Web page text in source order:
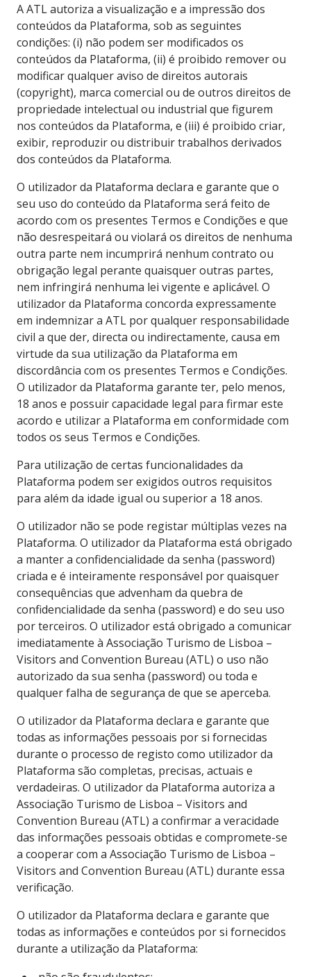
A ATL autoriza a visualização e a impressão dos
conteúdos da Plataforma, sob as seguintes
condições: (i) não podem ser modificados os
conteúdos da Plataforma, (ii) é proibido remover ou
modificar qualquer aviso de direitos autorais
(copyright), marca comercial ou de outros direitos de
propriedade intelectual ou industrial que figurem
nos conteúdos da Plataforma, e (iii) é proibido criar,
exibir, reproduzir ou distribuir trabalhos derivados
dos conteúdos da Plataforma.
O utilizador da Plataforma declara e garante que o
seu uso do conteúdo da Plataforma será feito de
acordo com os presentes Termos e Condições e que
não desrespeitará ou violará os direitos de nenhuma
outra parte nem incumprirá nenhum contrato ou
obrigação legal perante quaisquer outras partes,
nem infringirá nenhuma lei vigente e aplicável. O
utilizador da Plataforma concorda expressamente
em indemnizar a ATL por qualquer responsabilidade
civil a que der, directa ou indirectamente, causa em
virtude da sua utilização da Plataforma em
discordância com os presentes Termos e Condições.
O utilizador da Plataforma garante ter, pelo menos,
18 anos e possuir capacidade legal para firmar este
acordo e utilizar a Plataforma em conformidade com
todos os seus Termos e Condições.
Para utilização de certas funcionalidades da
Plataforma podem ser exigidos outros requisitos
para além da idade igual ou superior a 18 anos.
O utilizador não se pode registar múltiplas vezes na
Plataforma. O utilizador da Plataforma está obrigado
a manter a confidencialidade da senha (password)
criada e é inteiramente responsável por quaisquer
consequências que advenham da quebra de
confidencialidade da senha (password) e do seu uso
por terceiros. O utilizador está obrigado a comunicar
imediatamente à Associação Turismo de Lisboa –
Visitors and Convention Bureau (ATL) o uso não
autorizado da sua senha (password) ou toda e
qualquer falha de segurança de que se aperceba.
O utilizador da Plataforma declara e garante que
todas as informações pessoais por si fornecidas
durante o processo de registo como utilizador da
Plataforma são completas, precisas, actuais e
verdadeiras. O utilizador da Plataforma autoriza a
Associação Turismo de Lisboa – Visitors and
Convention Bureau (ATL) a confirmar a veracidade
das informações pessoais obtidas e compromete-se
a cooperar com a Associação Turismo de Lisboa –
Visitors and Convention Bureau (ATL) durante essa
verificação.
O utilizador da Plataforma declara e garante que
todas as informações e conteúdos por si fornecidos
durante a utilização da Plataforma: